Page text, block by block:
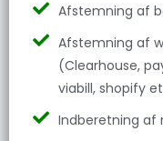
Afstemning af
Afstemning af
(Clearhouse,
viabill, shopify
Indberetning af